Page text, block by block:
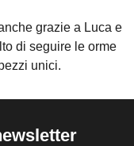
grazie a Luca e
di seguire le orme
unici.